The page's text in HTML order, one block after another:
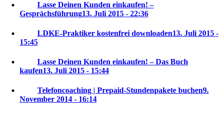
Lasse Deinen Kunden einkaufen! –
Gesprächsführung13. Juli 2015 - 22:36
LDKE-Praktiker kostenfrei downloaden13. Juli 2015 -
15:45
Lasse Deinen Kunden einkaufen! – Das Buch
kaufen13. Juli 2015 - 15:44
Telefoncoaching | Prepaid-Stundenpakete buchen9.
November 2014 - 16:14